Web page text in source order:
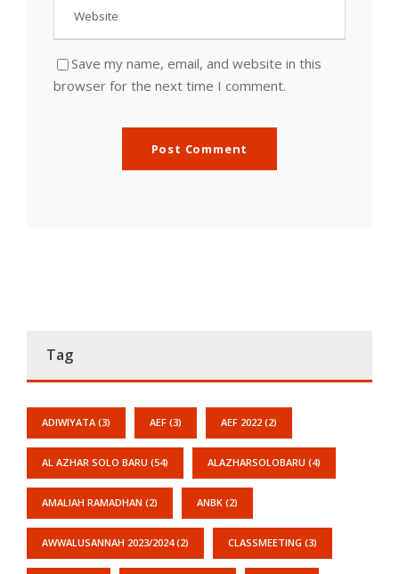
Save my name, email, and website in this
browser for the next time I comment.
Tag
ADIWIYATA (3) AEF (3) AEF 2022 (2)
AL AZHAR SOLO BARU (54) ALAZHARSOLOBARU (4)
AMALIAH RAMADHAN (2) ANBK (2)
AWWALUSANNAH 2023/2024(2) CLASSMEETING (3)